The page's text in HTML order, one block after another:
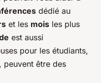
dédié au
et les mois les plus
est aussi
pour les étudiants,
peuvent être des